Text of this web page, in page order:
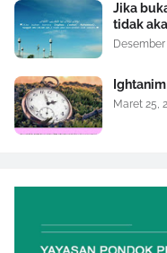
Jika
tidak
Desember
Maret 25,